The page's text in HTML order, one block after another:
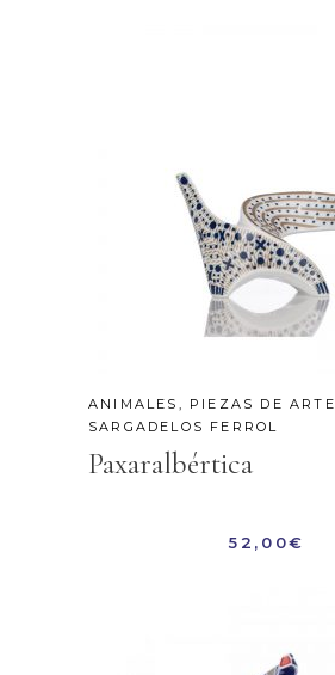
ANIMALES , PIEZAS DE ARTE
SARGADELOS FERROL
Paxaralbértica
52,00€